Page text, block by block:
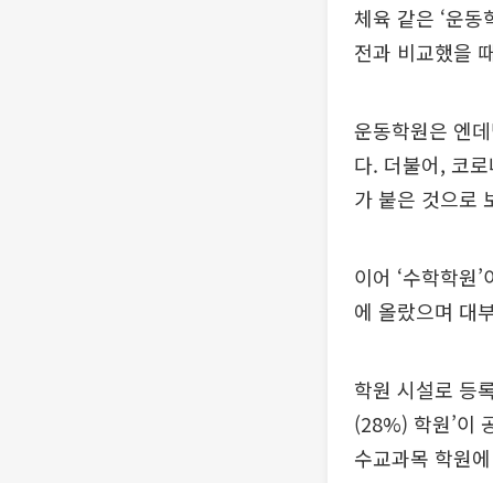
체육 같은 ‘운
전과 비교했을
운동학원은 엔
다. 더불어, 코
가 붙은 것으로
이어 ‘수학학원
에 올랐으며 대
학원 시설로 등
(28%) 학원’이
수교과목 학원